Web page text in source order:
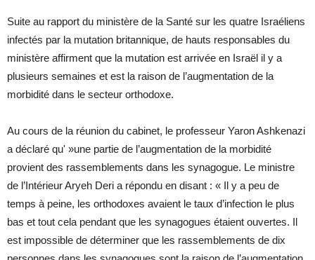
Suite au rapport du ministère de la Santé sur les quatre Israéliens
infectés par la mutation britannique, de hauts responsables du
ministère affirment que la mutation est arrivée en Israël il y a
plusieurs semaines et est la raison de l’augmentation de la
morbidité dans le secteur orthodoxe.
Au cours de la réunion du cabinet, le professeur Yaron Ashkenazi
a déclaré qu' »une partie de l’augmentation de la morbidité
provient des rassemblements dans les synagogue. Le ministre
de l’Intérieur Aryeh Deri a répondu en disant : « Il y a peu de
temps à peine, les orthodoxes avaient le taux d’infection le plus
bas et tout cela pendant que les synagogues étaient ouvertes. Il
est impossible de déterminer que les rassemblements de dix